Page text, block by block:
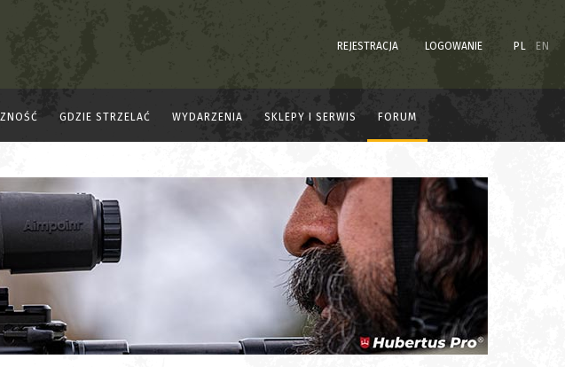
REJESTRACJA LOGOWANIE PL EN
GDZIE STRZELAĆ WYDARZENIA SKLEPY I SERWIS FORUM